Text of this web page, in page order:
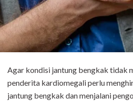
Agar kondisi jantung bengkak tidak
penderita kardiomegali perlu
jantung bengkak dan menjalani